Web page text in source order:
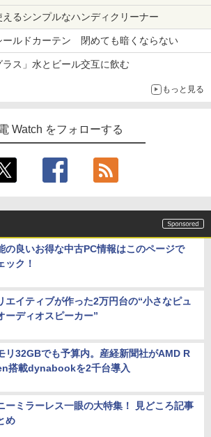
えるシンプルなハンディクリーナー
ールドカーテン 閉めても暗くならない
ラス」水とビール交互に飲む
もっと見る
Watch をフォローする
の良いお得な中古PC情報はこのページで
ック！
エイティブが作った2万円台の“小さなピュ
ーディオスピーカー”
リ32GBでも予算内。産経新聞社がAMD R
搭載dynabookを2千台導入
ーミラーレス一眼の大特集！ 見どころ記事
め